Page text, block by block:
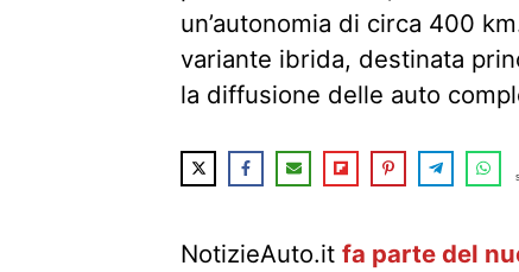
un’autonomia di circa 400
variante ibrida, destinata
la diffusione delle auto
NotizieAuto.it fa parte del